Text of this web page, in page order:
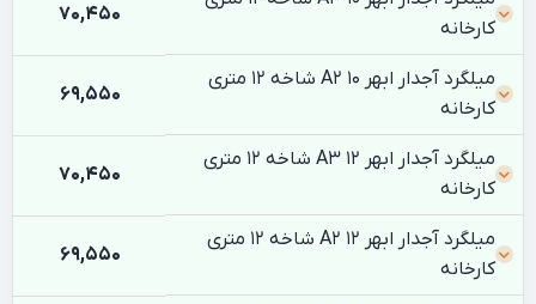
کارخانه
70,450
میلگرد آجدار ابهر 10 A2 شاخه 12 متری
کارخانه
69,550
میلگرد آجدار ابهر 12 A3 شاخه 12 متری
کارخانه
70,450
میلگرد آجدار ابهر 12 A2 شاخه 12 متری
کارخانه
69,550